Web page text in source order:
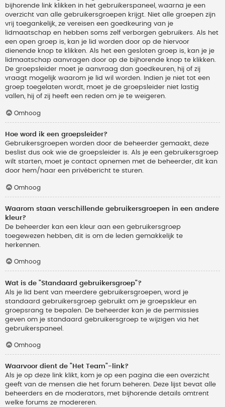
bijhorende link klikken in het gebruikerspaneel, waarna je een
overzicht van alle gebruikersgroepen krijgt. Niet alle groepen zijn
vrij toegankelijk, ze vereisen een goedkeuring van je
lidmaatschap en hebben soms zelf verborgen gebruikers. Als het
een open groep is, kan je lid worden door op de hiervoor
dienende knop te klikken. Als het een gesloten groep is, kan je je
lidmaatschap aanvragen door op de bijhorende knop te klikken.
De groepsleider moet je aanvraag dan goedkeuren, hij of zij
vraagt mogelijk waarom je lid wil worden. Indien je niet tot een
groep toegelaten wordt, moet je de groepsleider niet lastig
vallen, hij of zij heeft een reden om je te weigeren.
Omhoog
Hoe word ik een groepsleider?
Gebruikersgroepen worden door de beheerder gemaakt, deze
beslist dus ook wie de groepsleider is. Als je een gebruikersgroep
wilt starten, moet je contact opnemen met de beheerder, dit kan
door hem/haar een privébericht te sturen.
Omhoog
Waarom staan verschillende gebruikersgroepen in een andere
kleur?
De beheerder kan een kleur aan een gebruikersgroep
toegewezen hebben, dit is om de leden gemakkelijk te
herkennen.
Omhoog
Wat is de "Standaard gebruikersgroep"?
Als je lid bent van meerdere gebruikersgroepen, word je
standaard gebruikersgroep gebruikt om je groepskleur en
groepsrang te bepalen. De beheerder kan je de permissies
geven om je standaard gebruikersgroep te wijzigen via het
gebruikerspaneel.
Omhoog
Waarvoor dient de "Het Team"-link?
Als je op deze link klikt, kom je op een pagina die een overzicht
geeft van de mensen die het forum beheren. Deze lijst bevat alle
beheerders en de moderators, met bijhorende details omtrent
welke forums ze modereren.